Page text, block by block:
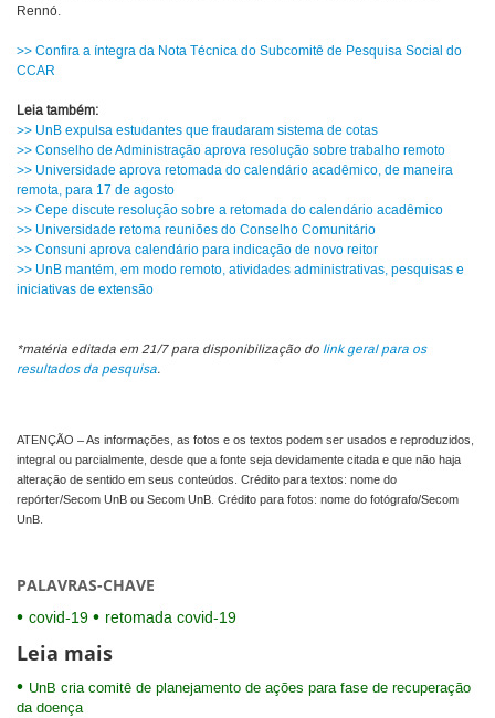
Rennó.
>> Confira a íntegra da Nota Técnica do Subcomitê de Pesquisa Social do
CCAR
Leia também:
>> UnB expulsa estudantes que fraudaram sistema de cotas
>> Conselho de Administração aprova resolução sobre trabalho remoto
>> Universidade aprova retomada do calendário acadêmico, de maneira
remota, para 17 de agosto
>> Cepe discute resolução sobre a retomada do calendário acadêmico
>> Universidade retoma reuniões do Conselho Comunitário
>> Consuni aprova calendário para indicação de novo reitor
>> UnB mantém, em modo remoto, atividades administrativas, pesquisas e
iniciativas de extensão
*matéria editada em 21/7 para disponibilização do link geral para os
resultados da pesquisa.
ATENÇÃO – As informações, as fotos e os textos podem ser usados e reproduzidos,
integral ou parcialmente, desde que a fonte seja devidamente citada e que não haja
alteração de sentido em seus conteúdos. Crédito para textos: nome do
repórter/Secom UnB ou Secom UnB. Crédito para fotos: nome do fotógrafo/Secom
UnB.
PALAVRAS-CHAVE
covid-19 retomada covid-19
Leia mais
UnB cria comitê de planejamento de ações para fase de recuperação
da doença